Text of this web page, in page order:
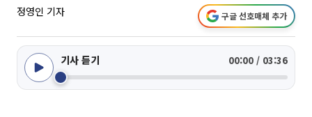
정영인 기자 구글 선호매체 추가
기사 듣기 00:00 / 03:36